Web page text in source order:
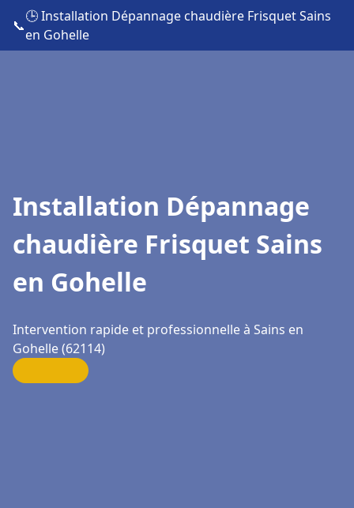
📞
🕒 Installation Dépannage chaudière Frisquet Sains
en Gohelle
Installation Dépannage
chaudière Frisquet Sains
en Gohelle
Intervention rapide et professionnelle à Sains en
Gohelle (62114)